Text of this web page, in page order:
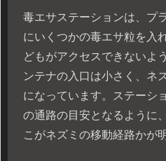
毒エサステーションは、プ
にいくつかの毒エサ粒を入
どもがアクセスできないよ
ンテナの入口は小さく、ネ
になっています。ステーシ
の通路の目安となるように
こがネズミの移動経路かが